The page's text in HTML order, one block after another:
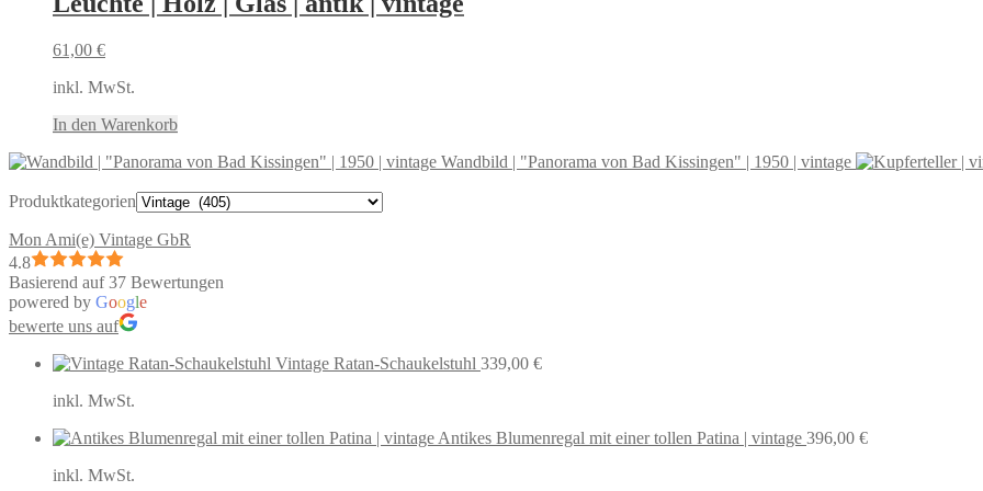
61,00 €
inkl. MwSt.
In den Warenkorb
Wandbild | "Panorama von Bad Kissingen" | 1950 | vintage
Produktkategorien
Mon Ami(e) Vintage GbR
4.8
Basierend auf 37 Bewertungen
powered by Google
bewerte uns auf
Vintage Ratan-Schaukelstuhl 339,00 €
inkl. MwSt.
Antikes Blumenregal mit einer tollen Patina | vintage 396,00 €
inkl. MwSt.